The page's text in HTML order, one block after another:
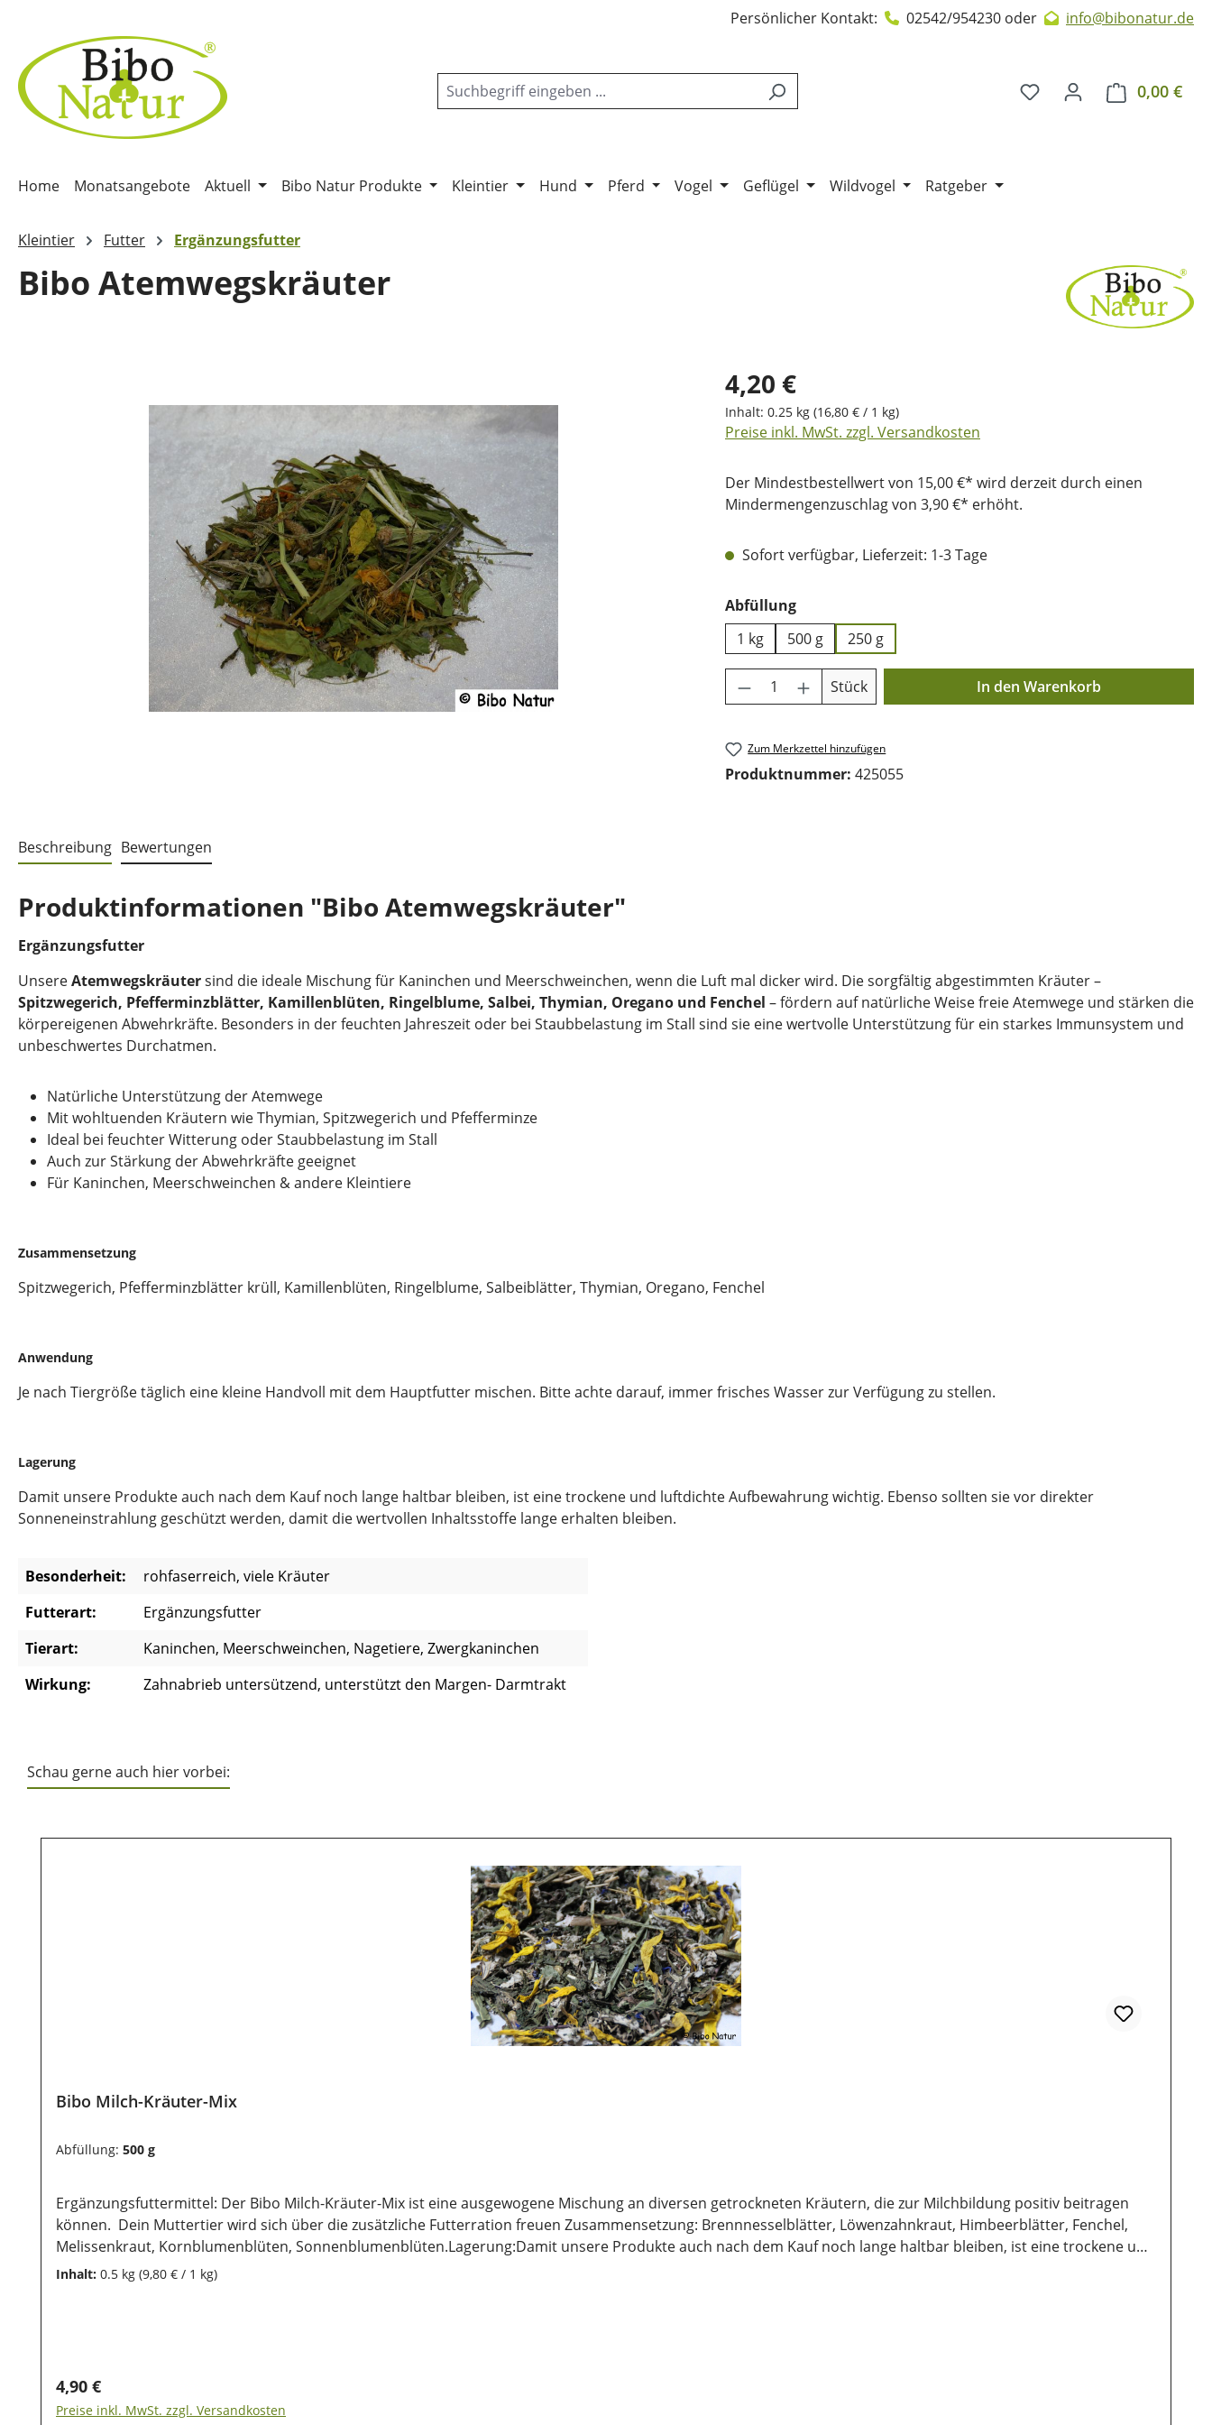
Persönlicher Kontakt: 02542/954230 oder info@bibonatur.de
0,00 €
Home Monatsangebote Aktuell Bibo Natur Produkte Kleintier Hund Pferd Vogel Geflügel Wildvogel Ratgeber
Kleintier Futter Ergänzungsfutter
Bibo Atemwegskräuter
4,20 €
Inhalt: 0.25 kg (16,80 € / 1 kg)
Preise inkl. MwSt. zzgl. Versandkosten
Der Mindestbestellwert von 15,00 €* wird derzeit durch einen
Mindermengenzuschlag von 3,90 €* erhöht.
Sofort verfügbar, Lieferzeit: 1-3 Tage
Abfüllungauswählen
1 kg
500 g 250 g
Produkt Anzahl: Gib den gewünschten Wert
Stück In den Warenkorb
Zum Merkzettel hinzufügen
Produktnummer: 425055
Beschreibung Bewertungen
Produktinformationen "Bibo Atemwegskräuter"
Ergänzungsfutter
UnsereAtemwegskräutersind die ideale Mischung für Kaninchen und Meerschweinchen, wenn die Luft mal dicker wird. Die sorgfältig abgestimmten Kräuter –
Spitzwegerich, Pfefferminzblätter, Kamillenblüten, Ringelblume, Salbei, Thymian, Oregano und Fenchel – fördern auf natürliche Weise freie Atemwege und stärken die
körpereigenen Abwehrkräfte. Besonders in der feuchten Jahreszeit oder bei Staubbelastung im Stall sind sie eine wertvolle Unterstützung für ein starkes Immunsystem und
unbeschwertes Durchatmen.
Natürliche Unterstützung der Atemwege
Mit wohltuenden Kräutern wie Thymian, Spitzwegerich und Pfefferminze
Ideal bei feuchter Witterung oder Staubbelastung im Stall
Auch zur Stärkung der Abwehrkräfte geeignet
Für Kaninchen, Meerschweinchen & andere Kleintiere
Zusammensetzung
Spitzwegerich, Pfefferminzblätter krüll, Kamillenblüten, Ringelblume, Salbeiblätter, Thymian, Oregano, Fenchel
Anwendung
Je nach Tiergröße täglich eine kleine Handvoll mit dem Hauptfutter mischen. Bitte achte darauf, immer frisches Wasser zur Verfügung zu stellen.
Lagerung
Damit unsere Produkte auch nach dem Kauf noch lange haltbar bleiben, ist eine trockene und luftdichte Aufbewahrung wichtig. Ebenso sollten sie vor direkter
Sonneneinstrahlung geschützt werden, damit die wertvollen Inhaltsstoffe lange erhalten bleiben.
Besonderheit:
rohfaserreich, viele Kräuter
Futterart:
Ergänzungsfutter
Tierart:
Kaninchen, Meerschweinchen, Nagetiere, Zwergkaninchen
Wirkung:
Zahnabrieb untersützend, unterstützt den Margen- Darmtrakt
Schau gerne auch hier vorbei:
Bibo Milch-Kräuter-Mix
Abfüllung: 500 g
Ergänzungsfuttermittel: Der Bibo Milch-Kräuter-Mix ist eine ausgewogene Mischung an diversen getrockneten Kräutern, die zur Milchbildung positiv beitragen
können. Dein Muttertier wird sich über die zusätzliche Futterration freuen Zusammensetzung: Brennnesselblätter, Löwenzahnkraut, Himbeerblätter, Fenchel,
Melissenkraut, Kornblumenblüten, Sonnenblumenblüten.Lagerung:Damit unsere Produkte auch nach dem Kauf noch lange haltbar bleiben, ist eine trockene und
luftdichte Aufbewahrung wichtig. Ebenso sollten sie vor direkter Sonneneinstrahlung geschützt werden, damit die wertvollen Inhaltsstoffe lange erhalten bleiben.
Inhalt: 0.5 kg (9,80 € / 1 kg)
Regulärer Preis:
4,90 €
Preise inkl. MwSt. zzgl. Versandkosten